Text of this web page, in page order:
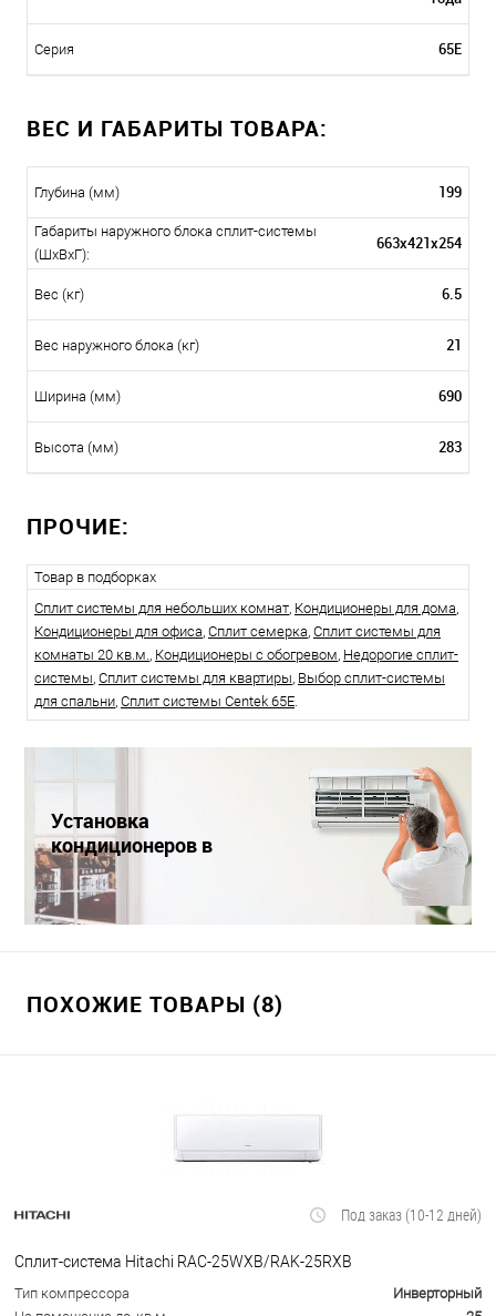
Серия 65E
ВЕС И ГАБАРИТЫ ТОВАРА:
Глубина (мм) 199
Габариты наружного блока сплит-системы
(ШxВxГ):
663x421x254
Вес (кг) 6.5
Вес наружного блока (кг) 21
Ширина (мм) 690
Высота (мм) 283
ПРОЧИЕ:
Товар в подборках
Сплит системы для небольших комнат, Кондиционеры для дома,
Кондиционеры для офиса, Сплит семерка, Сплит системы для
комнаты 20 кв.м., Кондиционеры с обогревом, Недорогие сплит-
системы, Сплит системы для квартиры, Выбор сплит-системы
для спальни, Сплит системы Centek 65E.
Установка
кондиционеров в
Краснодаре
ПОХОЖИЕ ТОВАРЫ (8)
Под заказ (10-12 дней)
Сплит-система Hitachi RAC-25WXB/RAK-25RXB
Тип компрессора
Инверторный